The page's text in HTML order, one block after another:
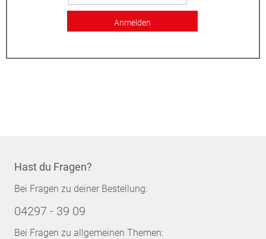
Anmelden
Hast du Fragen?
Bei Fragen zu deiner Bestellung:
04297 - 39 09
Bei Fragen zu allgemeinen Themen: